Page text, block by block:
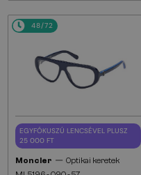
48/72
EGYFÓKUSZÚ LENCSÉVEL PLUSZ
25 000 FT
Moncler — Optikai keretek